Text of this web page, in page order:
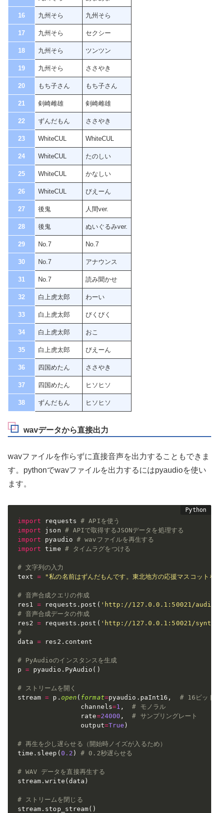
16 九州そら 九州そら
17 九州そら セクシー
18 九州そら ツンツン
19 九州そら ささやき
20 もち子さん もち子さん
21 剣崎雌雄 剣崎雌雄
22 ずんだもん ささやき
23 WhiteCUL WhiteCUL
24 WhiteCUL たのしい
25 WhiteCUL かなしい
26 WhiteCUL びえーん
27 後鬼 人間ver.
28 後鬼 ぬいぐるみver.
29 No.7 No.7
30 No.7 アナウンス
31 No.7 読み聞かせ
32 白上虎太郎 わーい
33 白上虎太郎 びくびく
34 白上虎太郎 おこ
35 白上虎太郎 びえーん
36 四国めたん ささやき
37 四国めたん ヒソヒソ
38 ずんだもん ヒソヒソ
wavデータから直接出力
wavファイルを作らずに直接音声を出力することもできま
す。pythonでwavファイルを出力するにはpyaudioを使い
ます。
import requests # APIを使う
import json # APIで取得するJSONデータを処理する
import pyaudio # wavファイルを再生する
import time # タイムラグをつける
# 文字列の入力
text = "私の名前はずんだもんです。東北地方の応援マスコット
# 音声合成クエリの作成
res1 = requests . post ( 'http://127.0.0.1:50021/
# 音声合成データの作成
res2 = requests . post ( 'http://127.0.0.1:50021/
#
data = res2 . content
# PyAudioのインスタンスを生成
p = pyaudio . PyAudio ( )
# ストリームを開く
stream = p . open ( format=pyaudio . paInt16 ,
# 16ビット
                channels
=1 ,
# モノラル
                rate
=24000 ,
# サンプリングレート
                output
=True )
# 再生を少し遅らせる（開始時ノイズが入るため）
time . sleep ( 0.2 ) # 0.2秒遅らせる
# WAV データを直接再生する
stream .write ( data )
# ストリームを閉じる
stream . stop_stream( )